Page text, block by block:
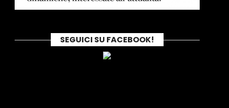
SEGUICI SU FACEBOOK!